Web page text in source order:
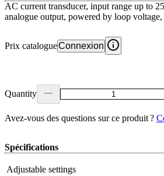
AC current transducer, input range up to
analogue output, powered by loop
Prix catalogueConnexion
Quantity
Avez‑vous des questions sur ce produit ?
Spécifications
Adjustable settings